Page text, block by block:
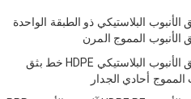
البلاستيكي ذو الطبقة الواحدة
الأنبوب المموج المرن
خط بثق الأنبوب البلاستيكي HDPE خط بثق
المموج أحادي الجدار